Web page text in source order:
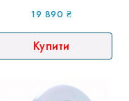
19 890 ₴
Купити